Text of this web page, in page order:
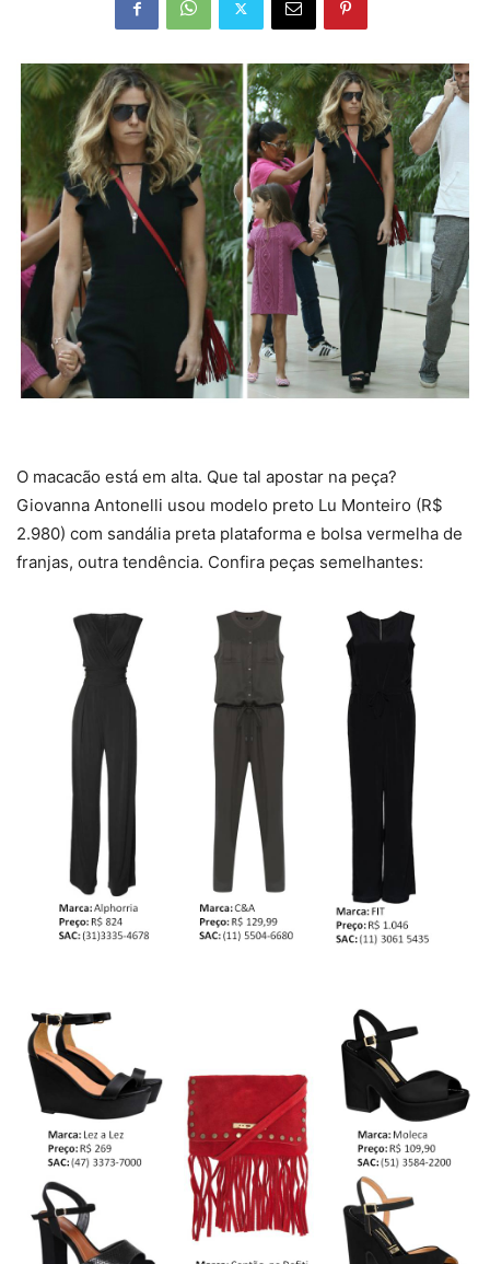
O macacão está em alta. Que tal apostar na peça?
Giovanna Antonelli usou modelo preto Lu Monteiro (R$
2.980) com sandália preta plataforma e bolsa vermelha de
franjas, outra tendência. Confira peças semelhantes: